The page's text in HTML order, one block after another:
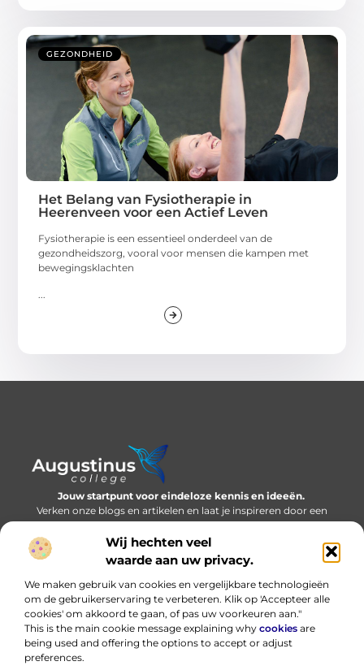
Wij hechten veel
waarde aan uw privacy.
We maken gebruik van cookies en vergelijkbare technologieën
om de gebruikerservaring te verbeteren. Klik op 'Accepteer alle
cookies' om akkoord te gaan, of pas uw voorkeuren aan."
This is the main cookie message explaining why cookies are
being used and offering the options to accept or adjust
preferences.
GEZONDHEID
Het Belang van Fysiotherapie in
Heerenveen voor een Actief Leven
Fysiotherapie is een essentieel onderdeel van de
gezondheidszorg, vooral voor mensen die kampen met
bewegingsklachten
Jouw startpunt voor eindeloze kennis en ideeën.
Verken onze blogs en artikelen en laat je inspireren door een
wereld vol inzichten.
Bericht categorie
Onze informatie